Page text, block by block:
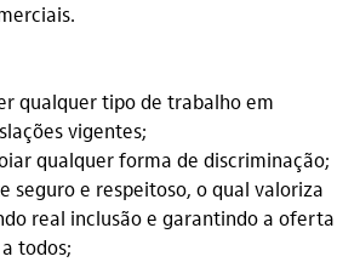
qualquer tipo de trabalho em
vigentes;
qualquer forma de discriminação;
seguro e respeitoso, o qual valoriza
real inclusão e garantindo a oferta
todos;